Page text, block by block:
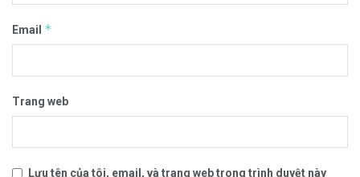
Email *
Trang web
Lưu tên của tôi, email, và trang web trong trình duyệt này